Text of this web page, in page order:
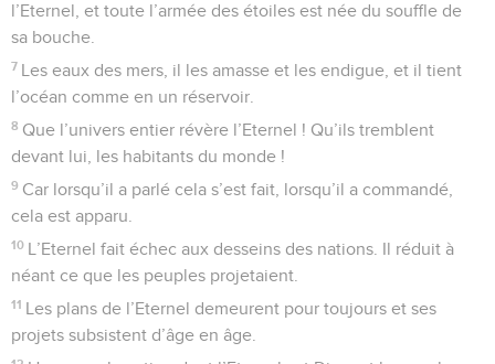
l’Eternel, et toute l’armée des étoiles est née du souffle de
sa bouche.
7 Les eaux des mers, il les amasse et les endigue, et il tient
l’océan comme en un réservoir.
8 Que l’univers entier révère l’Eternel ! Qu’ils tremblent
devant lui, les habitants du monde !
9 Car lorsqu’il a parlé cela s’est fait, lorsqu’il a commandé,
cela est apparu.
10 L’Eternel fait échec aux desseins des nations. Il réduit à
néant ce que les peuples projetaient.
11 Les plans de l’Eternel demeurent pour toujours et ses
projets subsistent d’âge en âge.